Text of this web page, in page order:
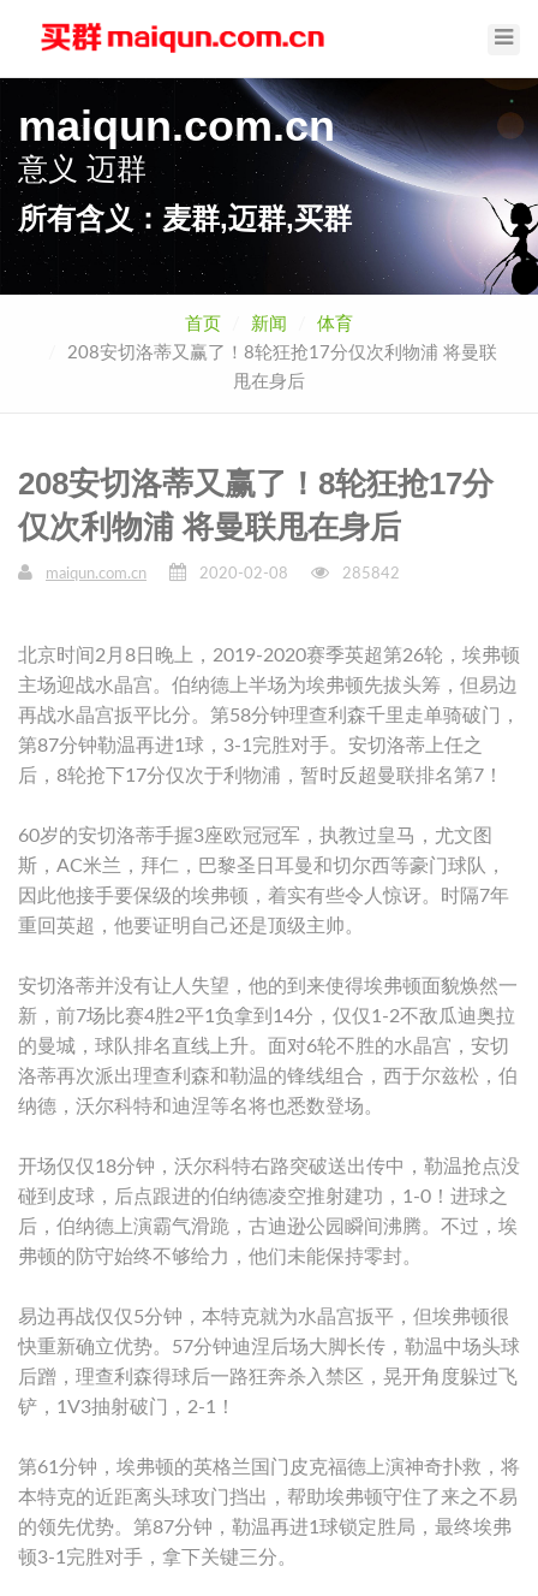
maiqun.com.cn
意义
买群
所有含义：麦群,迈群,买群
首页 新闻
体育
208安切洛蒂又赢了！8轮狂抢17分仅次利物浦 将曼联
甩在身后
208安切洛蒂又赢了！8轮狂抢17分
仅次利物浦 将曼联甩在身后
maiqun.com.cn 2020-02-08 285842
北京时间2月8日晚上，2019-2020赛季英超第26轮，埃弗顿
主场迎战水晶宫。伯纳德上半场为埃弗顿先拔头筹，但易边
再战水晶宫扳平比分。第58分钟理查利森千里走单骑破门，
第87分钟勒温再进1球，3-1完胜对手。安切洛蒂上任之
后，8轮抢下17分仅次于利物浦，暂时反超曼联排名第7！
60岁的安切洛蒂手握3座欧冠冠军，执教过皇马，尤文图
斯，AC米兰，拜仁，巴黎圣日耳曼和切尔西等豪门球队，
因此他接手要保级的埃弗顿，着实有些令人惊讶。时隔7年
重回英超，他要证明自己还是顶级主帅。
安切洛蒂并没有让人失望，他的到来使得埃弗顿面貌焕然一
新，前7场比赛4胜2平1负拿到14分，仅仅1-2不敌瓜迪奥拉
的曼城，球队排名直线上升。面对6轮不胜的水晶宫，安切
洛蒂再次派出理查利森和勒温的锋线组合，西于尔兹松，伯
纳德，沃尔科特和迪涅等名将也悉数登场。
开场仅仅18分钟，沃尔科特右路突破送出传中，勒温抢点没
碰到皮球，后点跟进的伯纳德凌空推射建功，1-0！进球之
后，伯纳德上演霸气滑跪，古迪逊公园瞬间沸腾。不过，埃
弗顿的防守始终不够给力，他们未能保持零封。
易边再战仅仅5分钟，本特克就为水晶宫扳平，但埃弗顿很
快重新确立优势。57分钟迪涅后场大脚长传，勒温中场头球
后蹭，理查利森得球后一路狂奔杀入禁区，晃开角度躲过飞
铲，1V3抽射破门，2-1！
第61分钟，埃弗顿的英格兰国门皮克福德上演神奇扑救，将
本特克的近距离头球攻门挡出，帮助埃弗顿守住了来之不易
的领先优势。第87分钟，勒温再进1球锁定胜局，最终埃弗
顿3-1完胜对手，拿下关键三分。